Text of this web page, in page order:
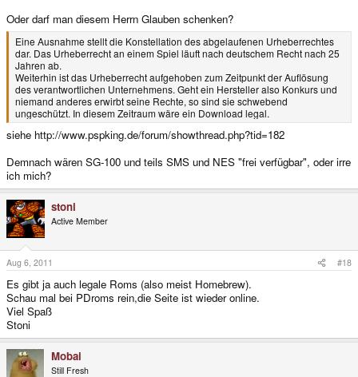
Oder darf man diesem Herrn Glauben schenken?
Eine Ausnahme stellt die Konstellation des abgelaufenen Urheberrechtes
dar. Das Urheberrecht an einem Spiel läuft nach deutschem Recht nach 25
Jahren ab.
Weiterhin ist das Urheberrecht aufgehoben zum Zeitpunkt der Auflösung
des verantwortlichen Unternehmens. Geht ein Hersteller also Konkurs und
niemand anderes erwirbt seine Rechte, so sind sie schwebend
ungeschützt. In diesem Zeitraum wäre ein Download legal.
siehe http://www.pspking.de/forum/showthread.php?tid=182
Demnach wären SG-100 und teils SMS und NES "frei verfügbar", oder irre
ich mich?
stoni
Active Member
Aug 6, 2011 #18
Es gibt ja auch legale Roms (also meist Homebrew).
Schau mal bei PDroms rein,die Seite ist wieder online.
Viel Spaß
Stoni
Mobai
Still Fresh